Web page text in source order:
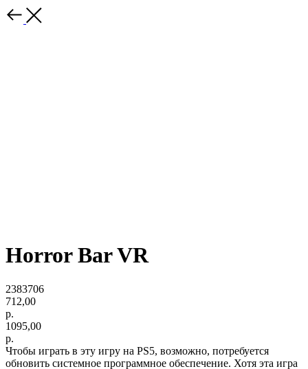
Horror Bar VR
2383706
712,00
р.
1095,00
р.
Чтобы играть в эту игру на PS5, возможно, потребуется
обновить системное программное обеспечение. Хотя эта игра